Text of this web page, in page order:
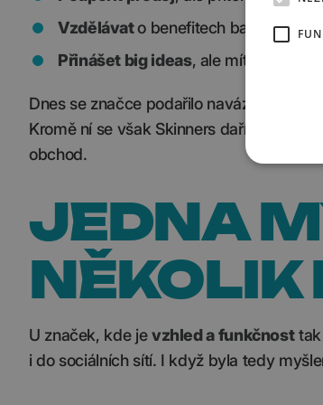
Vzdělávato benefitech barefoot
Přinášet big ideas, ale mít obsah
Dnes se značce podařilo navázat
Kromě ní se však Skinners daří také
obchod.
JEDNA
NĚKOLIK
U značek, kde jevzhled a funkčnosttak
i do sociálních sítí. I když byla tedy